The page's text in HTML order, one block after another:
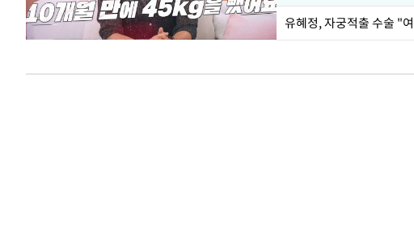
유혜정, 자궁적출 수술 "